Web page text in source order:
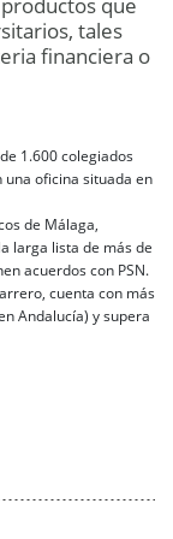
que
tales
financiera o
1.600 colegiados
una oficina situada en
de Málaga,
larga lista de más de
acuerdos con PSN.
cuenta con más
Andalucía) y supera